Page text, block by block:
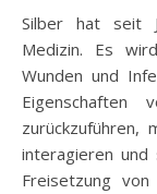
Silber hat seit
Medizin. Es
Wunden und
zurückzuführen,
interagieren und
Freisetzung